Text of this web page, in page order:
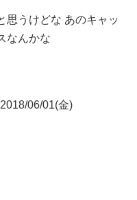
思うけどな あのキャッ
なんかな
2018/06/01(金)